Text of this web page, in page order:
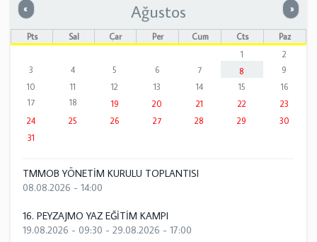
« Önceki »
Ağustos
Pts Sal Çar Per Cum Cts
Paz
1
2
3
4 5 6 7 8
9
10
11 12 13 14 15
16
17
18 19 20 21 22
23
24
25 26 27 28 29
30
31
TMMOB YÖNETİM KURULU TOPLANTISI
08.08.2026 - 14:00
16. PEYZAJMO YAZ EĞİTİM KAMPI
19.08.2026 - 09:30 - 29.08.2026 - 17:00